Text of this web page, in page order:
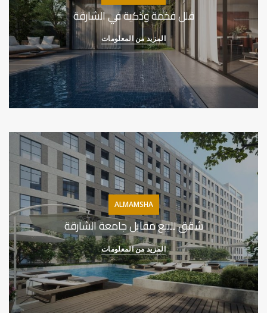
فلل فخمة وذكية في الشارقة
المزيد من المعلومات
ALMAMSHA
شقق للبيع مقابل جامعة الشارقة
المزيد من المعلومات